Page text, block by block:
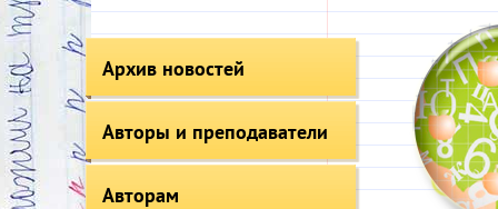
Архив новостей
Авторы и преподаватели
Авторам